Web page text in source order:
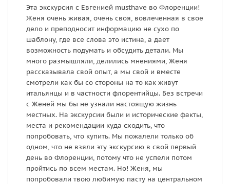
Эта экскурсия с Евгенией musthave во Флоренции!
Женя очень живая, очень своя, вовлеченная в свое
дело и преподносит информацию не сухо по
шаблону, где все слова это истина, а дает
возможность подумать и обсудить детали. Мы
много размышляли, делились мнениями, Женя
рассказывала свой опыт, а мы свой и вместе
смотрели как бы со стороны на то как живут
итальянцы и в частности флорентийцы. Без встречи
с Женей мы бы не узнали настоящую жизнь
местных. На экскурсии были и исторические факты,
места и рекомендации куда сходить, что
попробовать, что купить. Мы пожалели только об
одном, что не взяли эту экскурсию в свой первый
день во Флоренции, потому что не успели потом
пройтись по всем местам. Но! Женя, мы
попробовали твою любимую пасту на центральном